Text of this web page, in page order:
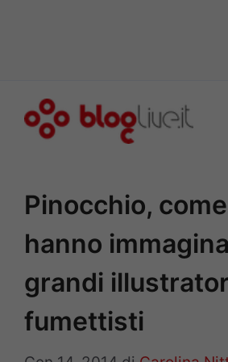
Pinocchio,
hanno
grandi
fumettisti